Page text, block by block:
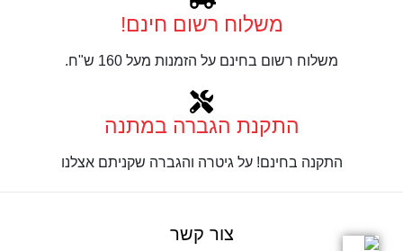
משלוח רשום חינם!
משלוח רשום בחינם על הזמנות מעל 160 ש"ח.
התקנת הגברה במתנה
התקנה בחינם! על גיטרה והגברה שקניתם אצלנו
צור קשר